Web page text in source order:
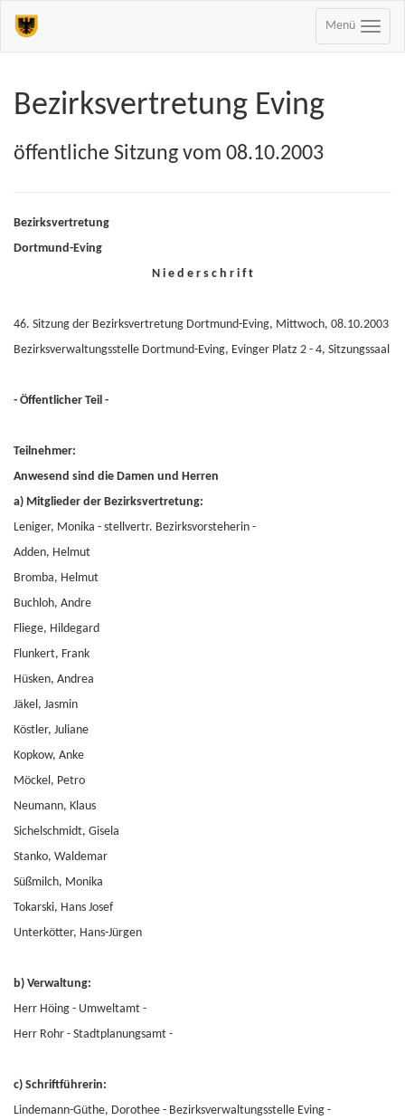
Menü
Bezirksvertretung Eving
öffentliche Sitzung vom 08.10.2003
Bezirksvertretung
Dortmund-Eving
N i e d e r s c h r i f t
46. Sitzung der Bezirksvertretung Dortmund-Eving, Mittwoch, 08.10.2003
Bezirksverwaltungsstelle Dortmund-Eving, Evinger Platz 2 - 4, Sitzungssaal
- Öffentlicher Teil -
Teilnehmer:
Anwesend sind die Damen und Herren
a) Mitglieder der Bezirksvertretung:
Leniger, Monika - stellvertr. Bezirksvorsteherin -
Adden, Helmut
Bromba, Helmut
Buchloh, Andre
Fliege, Hildegard
Flunkert, Frank
Hüsken, Andrea
Jäkel, Jasmin
Köstler, Juliane
Kopkow, Anke
Möckel, Petro
Neumann, Klaus
Sichelschmidt, Gisela
Stanko, Waldemar
Süßmilch, Monika
Tokarski, Hans Josef
Unterkötter, Hans-Jürgen
b) Verwaltung:
Herr Höing - Umweltamt -
Herr Rohr - Stadtplanungsamt -
c) Schriftführerin:
Lindemann-Güthe, Dorothee - Bezirksverwaltungsstelle Eving -